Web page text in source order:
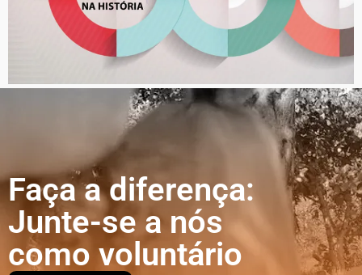
Faça a diferença:
Junte-se a nós
como voluntário